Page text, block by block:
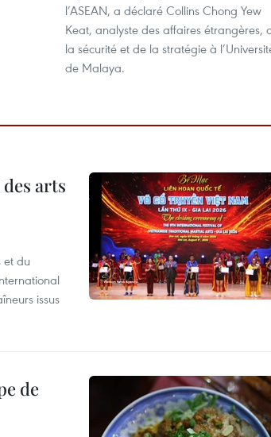
l’ASEAN, a déclaré Collins Chong Yew
Keat, analyste des affaires étrangères,
la sécurité et de la stratégie à
de Malaya.
arts
et du
issus
de